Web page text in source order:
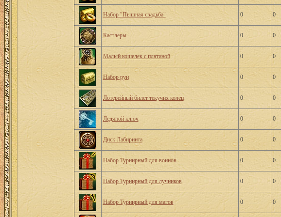
Набор "Пышная свадьба" 0 0
Кастлеры 0 0
Малый кошелек с платиной 0 0
Набор рун 0 0
Лотерейный билет текучих колец 0 0
Ледяной ключ 0 0
Диск Лабиринта 0 0
Набор Турнирный для воинов 0 0
Набор Турнирный для лучников 0 0
Набор Турнирный для магов 0 0